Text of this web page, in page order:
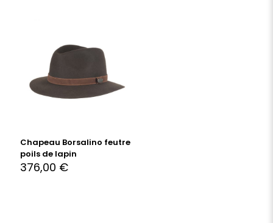
Chapeau Borsalino feutre
poils de lapin
376,00 €